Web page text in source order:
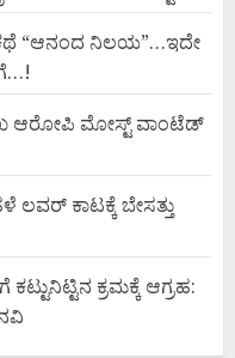
ಕಥೆ “ಆನಂದ ನಿಲಯ”…ಇದೇ
ಆರೋಪಿ ಮೋಸ್ಟ್ ವಾಂಟೆಡ್
ಲವರ್ ಕಾಟಕ್ಕೆ ಬೇಸತ್ತು
ಕ್ರಮಕ್ಕೆ ಆಗ್ರಹ: